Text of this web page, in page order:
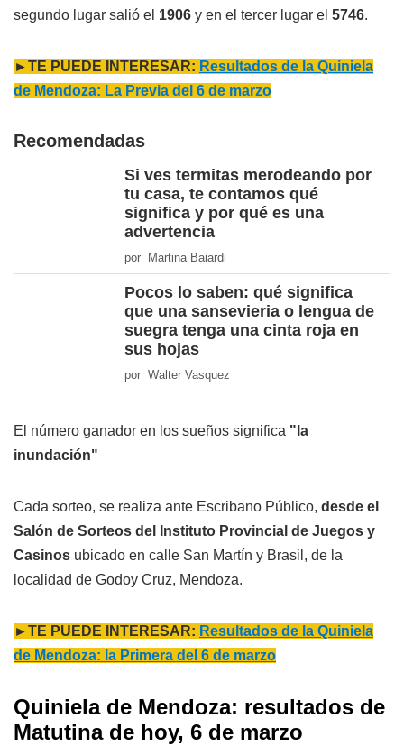
segundo lugar salió el 1906 y en el tercer lugar el 5746.
►TE PUEDE INTERESAR: Resultados de la Quiniela
de Mendoza: La Previa del 6 de marzo
Recomendadas
Si ves termitas merodeando por
tu casa, te contamos qué
significa y por qué es una
advertencia
por Martina Baiardi
Pocos lo saben: qué significa
que una sansevieria o lengua de
suegra tenga una cinta roja en
sus hojas
por Walter Vasquez
El número ganador en los sueños significa "la
inundación"
Cada sorteo, se realiza ante Escribano Público, desde el
Salón de Sorteos del Instituto Provincial de Juegos y
Casinos ubicado en calle San Martín y Brasil, de la
localidad de Godoy Cruz, Mendoza.
►TE PUEDE INTERESAR: Resultados de la Quiniela
de Mendoza: la Primera del 6 de marzo
Quiniela de Mendoza: resultados de
Matutina de hoy, 6 de marzo